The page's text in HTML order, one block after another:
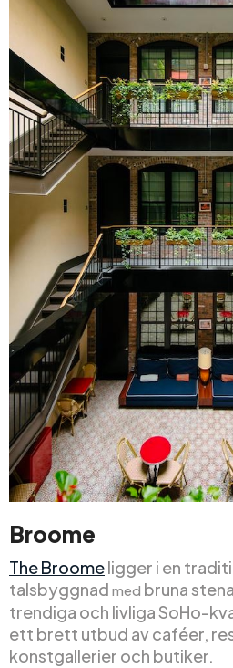
Broome
The Broomeligger i en
talsbyggnad med bruna
trendiga och livliga SoHo-
ett brett utbud av caféer,
konstgallerier och butiker.